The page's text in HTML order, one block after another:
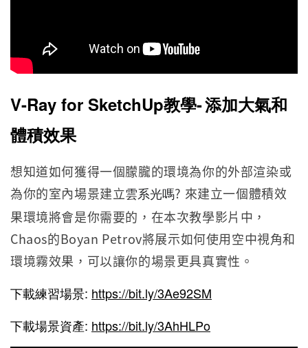
V-Ray for SketchUp教學-添加大氣和
體積效果
想知道如何獲得一個朦朧的環境為你的外部渲染或
為你的室內場景建立雲系光嗎? 來建立一個體積效
果環境將會是你需要的，在本次教學影片中，
Chaos的Boyan Petrov將展示如何使用空中視角和
環境霧效果，可以讓你的場景更具真實性。
下載練習場景: https://bit.ly/3Ae92SM
下載場景資產: https://bit.ly/3AhHLPo